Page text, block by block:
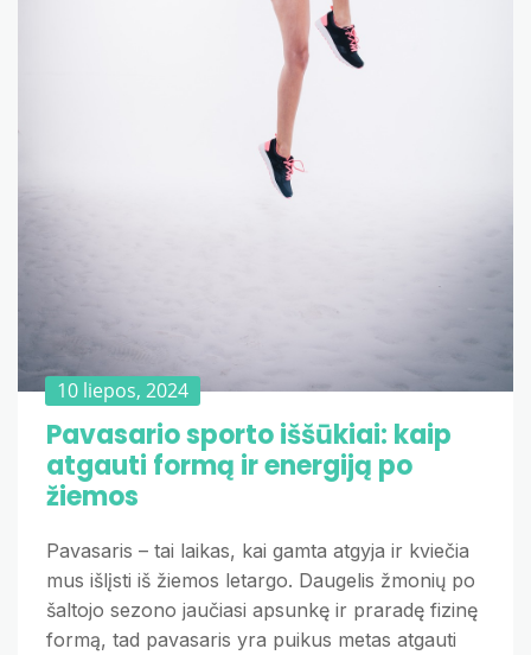
10 liepos, 2024
Pavasario sporto iššūkiai: kaip
atgauti formą ir energiją po
žiemos
Pavasaris – tai laikas, kai gamta atgyja ir kviečia
mus išlįsti iš žiemos letargo. Daugelis žmonių po
šaltojo sezono jaučiasi apsunkę ir praradę fizinę
formą, tad pavasaris yra puikus metas atgauti